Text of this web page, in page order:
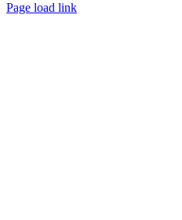
Page load link